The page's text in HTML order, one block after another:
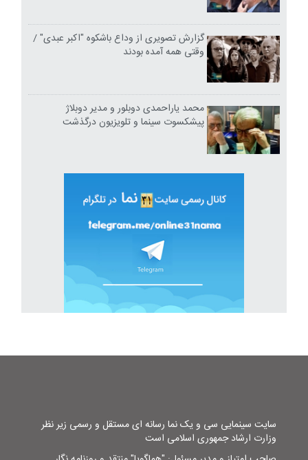
گزارش تصویری از وداع باشکوه "اکبر عبدی" /
وقتی همه آمده بودند
محمد یاراحمدی دوبلور و مدیر دوبلاژ
پیشکسوت سینما و تلویزیون درگذشت
سایت سینمایی سی و یک نما رسانه ای مستقل و رسمی زیر نظر
وزارت ارشاد جمهوری اسلامی است